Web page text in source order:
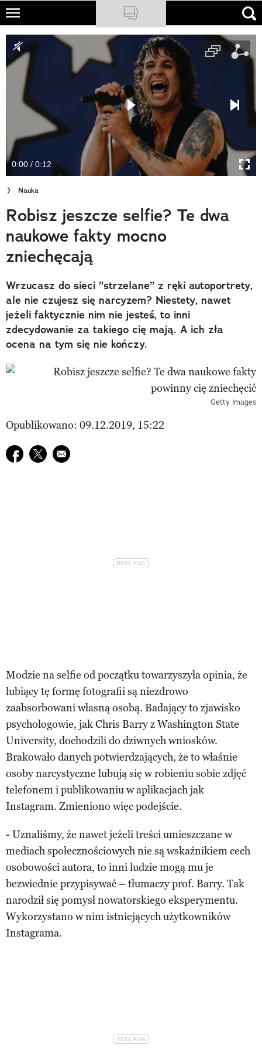
Skip
main
content
NATIONAL GEOGRAPHIC
TRAVELER
PODCASTY
Newsletter
Cuda Polski
Wielki Konkurs Fotograficzny
Trendbook Podróżniczy
Polecane
0:00 / 0:12
Nauka
Robisz jeszcze selfie? Te dwa
naukowe fakty mocno
zniechęcają
Wrzucasz do sieci ”strzelane” z ręki autoportrety,
ale nie czujesz się narcyzem? Niestety, nawet
jeżeli faktycznie nim nie jesteś, to inni
zdecydowanie za takiego cię mają. A ich zła
ocena na tym się nie kończy.
Getty Images
Opublikowano: 09.12.2019, 15:22
Udostępnij na facebook
Udostępnij na twitter
E-mail do przyjaciela
Modzie na selfie od początku towarzyszyła opinia, że
lubiący tę formę fotografii są niezdrowo
zaabsorbowani własną osobą. Badający to zjawisko
psychologowie, jak Chris Barry z Washington State
University, dochodzili do dziwnych wniosków.
Brakowało danych potwierdzających, że to właśnie
osoby narcystyczne lubują się w robieniu sobie zdjęć
telefonem i publikowaniu w aplikacjach jak
Instagram. Zmieniono więc podejście.
- Uznaliśmy, że nawet jeżeli treści umieszczane w
mediach społecznościowych nie są wskaźnikiem cech
osobowości autora, to inni ludzie mogą mu je
bezwiednie przypisywać – tłumaczy prof. Barry. Tak
narodził się pomysł nowatorskiego eksperymentu.
Wykorzystano w nim istniejących użytkowników
Instagrama.